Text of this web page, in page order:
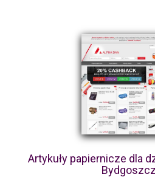
Artykuły papiernicze dla